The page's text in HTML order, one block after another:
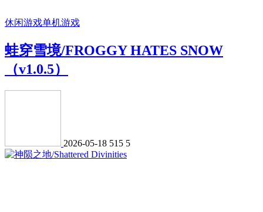
休闲游戏单机游戏
蛙穿雪境/FROGGY HATES SNOW
（v1.0.5）
2026-05-18 515 5